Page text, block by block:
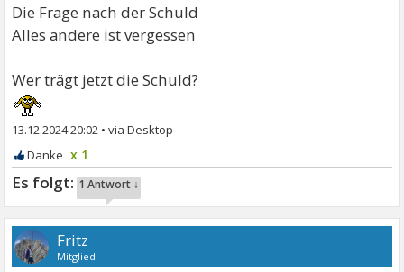
Die Frage nach der Schuld
Alles andere ist vergessen
Wer trägt jetzt die Schuld?
13.12.2024 20:02 •
x 1
1 Antwort ↓
Fritz
Mitglied